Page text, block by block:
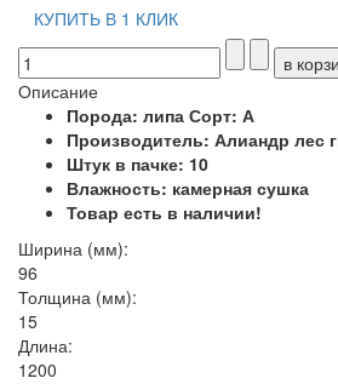
КУПИТЬ В 1 КЛИК
Описание
Порода: липа Сорт: А
Производитель: Алиандр лес
Штук в пачке: 10
Влажность: камерная сушка
Товар есть в наличии!
Ширина (мм):
96
Толщина (мм):
15
Длина:
1200